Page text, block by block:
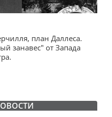
план Даллеса.
занавес" от Запада